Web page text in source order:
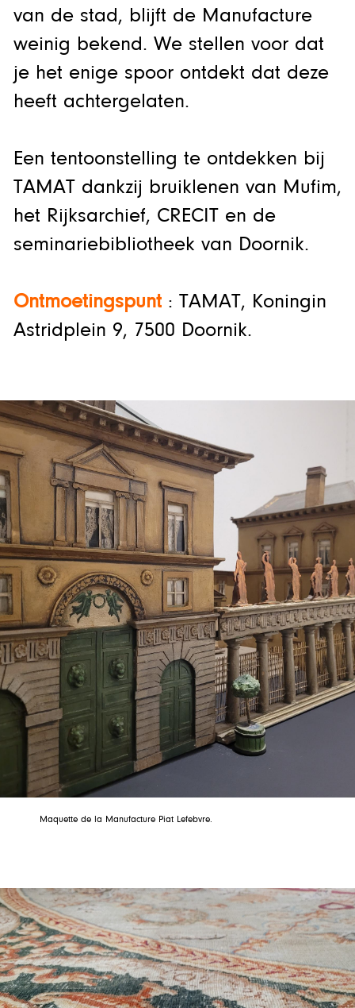
van de stad, blijft de Manufacture
weinig bekend. We stellen voor dat
je het enige spoor ontdekt dat deze
heeft achtergelaten.
Een tentoonstelling te ontdekken bij
TAMAT dankzij bruiklenen van Mufim,
het Rijksarchief, CRECIT en de
seminariebibliotheek van Doornik.
Ontmoetingspunt: TAMAT, Koningin
Astridplein 9, 7500 Doornik.
Maquette de la Manufacture Piat Lefebvre.